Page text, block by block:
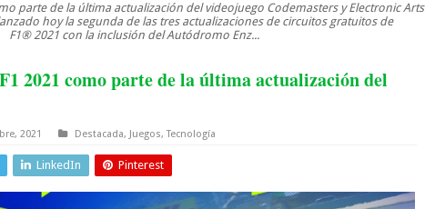
parte de la última actualización del videojuego Codemasters y Electronic Arts
hoy la segunda de las tres actualizaciones de circuitos gratuitos de
F1® 2021 con la inclusión del Autódromo Enz...
2021 como parte de la última actualización del
2021 Destacada, Juegos,Tecnología
LinkedIn Pinterest